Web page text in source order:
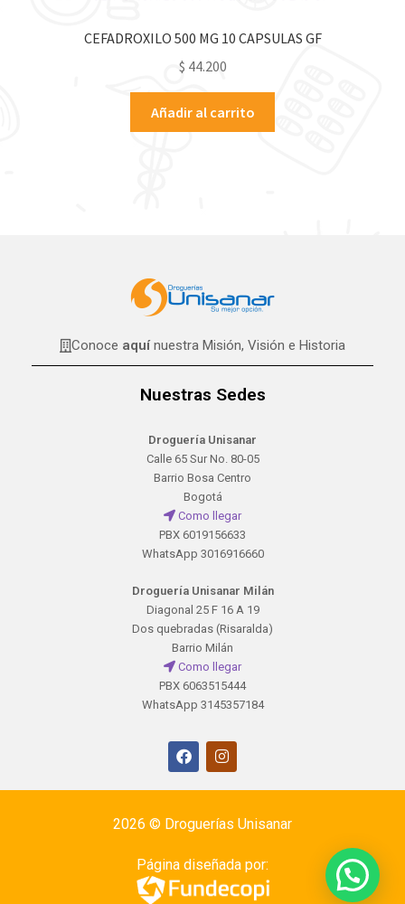
CEFADROXILO 500 MG 10 CAPSULAS GF
$ 44.200
Añadir al carrito
Conoce aquínuestra Misión, Visión e Historia
Nuestras Sedes
Droguería Unisanar
Calle 65 Sur No. 80-05
Barrio Bosa Centro
Bogotá
Como llegar
PBX 6019156633
WhatsApp 3016916660
Droguería Unisanar Milán
Diagonal 25 F 16 A 19
Dos quebradas (Risaralda)
Barrio Milán
Como llegar
PBX 6063515444
WhatsApp 3145357184
2026 © Droguerías Unisanar
Página diseñada por: